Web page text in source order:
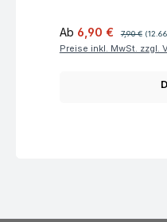
Verkaufspreis:
Ab 6,90 € 7,90 €
Preise inkl. MwSt. zzgl.